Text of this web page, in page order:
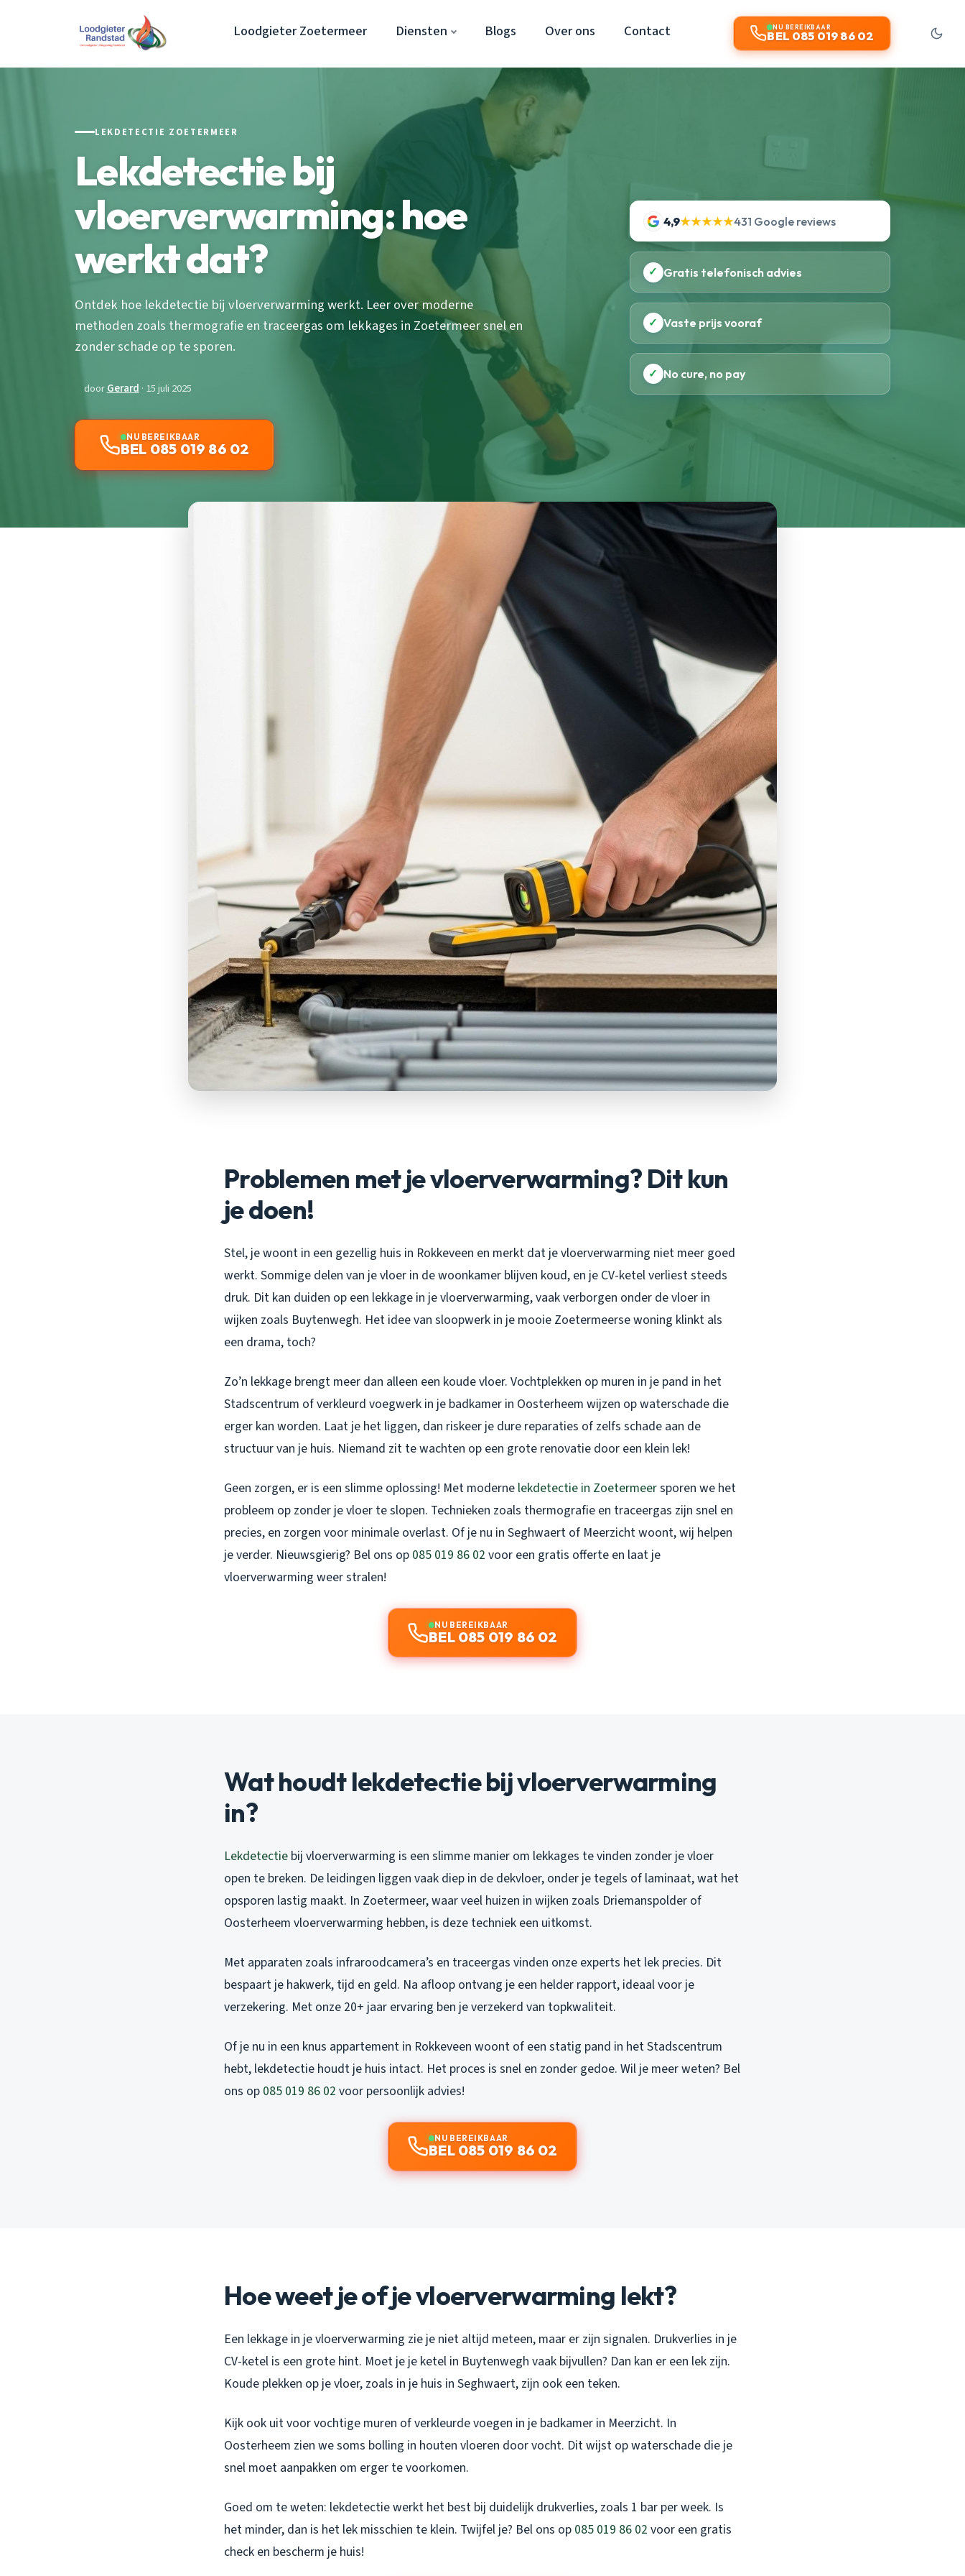
Loodgieter Zoetermeer Diensten Blogs Over ons Contact NU BEREIKBAAR
BEL 085 019 86 02
LEKDETECTIE ZOETERMEER
Lekdetectie bij
vloerverwarming: hoe
werkt dat?
Ontdek hoe lekdetectie bij vloerverwarming werkt. Leer over moderne
methoden zoals thermografie en traceergas om lekkages in Zoetermeer snel en
zonder schade op te sporen.
doorGerard · 15 juli 2025
NU BEREIKBAAR
BEL 085 019 86 02
4,9★★★★★431 Google reviews
✓ Gratis telefonisch advies
✓ Vaste prijs vooraf
✓ No cure, no pay
Problemen met je vloerverwarming? Dit kun
je doen!
Stel, je woont in een gezellig huis in Rokkeveen en merkt dat je vloerverwarming niet meer goed
werkt. Sommige delen van je vloer in de woonkamer blijven koud, en je CV-ketel verliest steeds
druk. Dit kan duiden op een lekkage in je vloerverwarming, vaak verborgen onder de vloer in
wijken zoals Buytenwegh. Het idee van sloopwerk in je mooie Zoetermeerse woning klinkt als
een drama, toch?
Zo’n lekkage brengt meer dan alleen een koude vloer. Vochtplekken op muren in je pand in het
Stadscentrum of verkleurd voegwerk in je badkamer in Oosterheem wijzen op waterschade die
erger kan worden. Laat je het liggen, dan riskeer je dure reparaties of zelfs schade aan de
structuur van je huis. Niemand zit te wachten op een grote renovatie door een klein lek!
Geen zorgen, er is een slimme oplossing! Met moderne lekdetectie in Zoetermeersporen we het
probleem op zonder je vloer te slopen. Technieken zoals thermografie en traceergas zijn snel en
precies, en zorgen voor minimale overlast. Of je nu in Seghwaert of Meerzicht woont, wij helpen
je verder. Nieuwsgierig? Bel ons op 085 019 86 02 voor een gratis offerte en laat je
vloerverwarming weer stralen!
NU BEREIKBAAR
BEL 085 019 86 02
Wat houdt lekdetectie bij vloerverwarming
in?
Lekdetectie bij vloerverwarming is een slimme manier om lekkages te vinden zonder je vloer
open te breken. De leidingen liggen vaak diep in de dekvloer, onder je tegels of laminaat, wat het
opsporen lastig maakt. In Zoetermeer, waar veel huizen in wijken zoals Driemanspolder of
Oosterheem vloerverwarming hebben, is deze techniek een uitkomst.
Met apparaten zoals infraroodcamera’s en traceergas vinden onze experts het lek precies. Dit
bespaart je hakwerk, tijd en geld. Na afloop ontvang je een helder rapport, ideaal voor je
verzekering. Met onze 20+ jaar ervaring ben je verzekerd van topkwaliteit.
Of je nu in een knus appartement in Rokkeveen woont of een statig pand in het Stadscentrum
hebt, lekdetectie houdt je huis intact. Het proces is snel en zonder gedoe. Wil je meer weten? Bel
ons op 085 019 86 02 voor persoonlijk advies!
NU BEREIKBAAR
BEL 085 019 86 02
Hoe weet je of je vloerverwarming lekt?
Een lekkage in je vloerverwarming zie je niet altijd meteen, maar er zijn signalen. Drukverlies in je
CV-ketel is een grote hint. Moet je je ketel in Buytenwegh vaak bijvullen? Dan kan er een lek zijn.
Koude plekken op je vloer, zoals in je huis in Seghwaert, zijn ook een teken.
Kijk ook uit voor vochtige muren of verkleurde voegen in je badkamer in Meerzicht. In
Oosterheem zien we soms bolling in houten vloeren door vocht. Dit wijst op waterschade die je
snel moet aanpakken om erger te voorkomen.
Goed om te weten: lekdetectie werkt het best bij duidelijk drukverlies, zoals 1 bar per week. Is
het minder, dan is het lek misschien te klein. Twijfel je? Bel ons op 085 019 86 02 voor een gratis
check en bescherm je huis!